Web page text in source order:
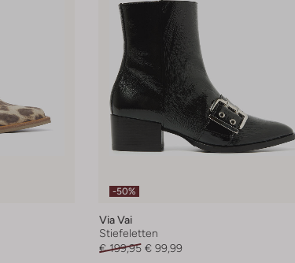
-50%
Via Vai
Stiefeletten
€ 199,95 € 99,99